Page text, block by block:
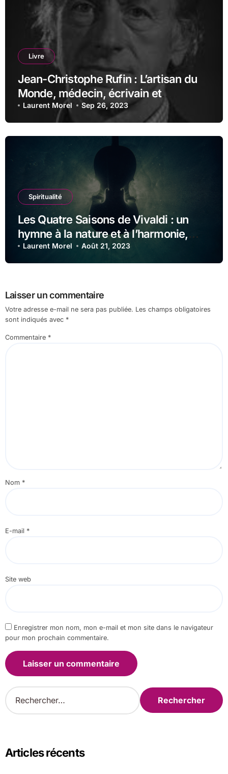
Livre
Jean-Christophe Rufin : L’artisan du
Monde, médecin, écrivain et
diplomate
Laurent Morel Sep 26, 2023
Spiritualité
Les Quatre Saisons de Vivaldi : un
hymne à la nature et à l’harmonie,
affirme le Père Claude-Jean-Marie
Fould
Laurent Morel Août 21, 2023
Laisser un commentaire
Votre adresse e-mail ne sera pas publiée. Les champs obligatoires
sont indiqués avec *
Commentaire *
Nom *
E-mail *
Site web
Enregistrer mon nom, mon e-mail et mon site dans le navigateur
pour mon prochain commentaire.
R
e
c
Articles récents